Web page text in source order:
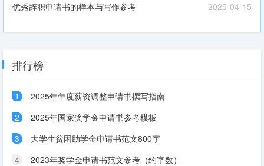
2025-04-15
优秀辞职申请书的样本与写作参考
排行榜
1
2025年年度薪资调整申请书撰写指南
2
2025年国家奖学金申请书参考模板
3
大学生贫困助学金申请书范文800字
4
2023年奖学金申请书范文参考（约字数）